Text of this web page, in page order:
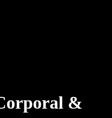
&